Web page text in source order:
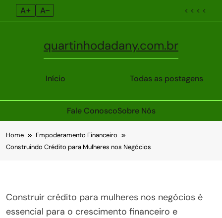
A+ A– < < < <
Início
quartinhodadany.com.br
Todas as postagens
Fale ConoscoSobre Nós
to
content
Home
Empoderamento Financeiro
Construindo Crédito para Mulheres nos Negócios
Construir crédito para mulheres nos negócios é
essencial para o crescimento financeiro e